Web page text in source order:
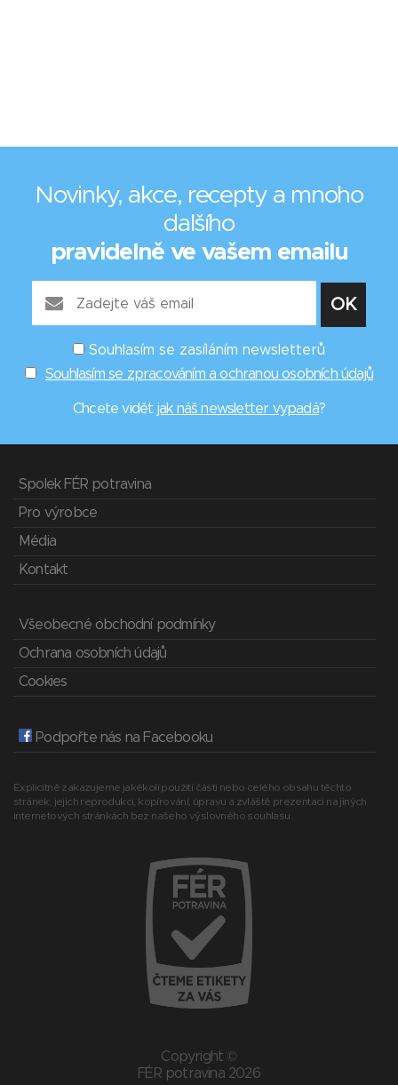
Novinky, akce, recepty a mnoho
dalšího
pravidelně ve vašem emailu
Souhlasím se zasíláním newsletterů
Souhlasím se zpracováním a ochranou osobních údajů
Chcete vidět jak náš newsletter vypadá?
Spolek FÉR potravina
Pro výrobce
Média
Kontakt
Všeobecné obchodní podmínky
Ochrana osobních údajů
Cookies
Podpořte nás na Facebooku
Explicitně zakazujeme jakékoli použití části nebo celého obsahu těchto
stránek, jejich reprodukci, kopírování, úpravu a zvláště prezentaci na jiných
internetových stránkách bez našeho výslovného souhlasu.
Copyright ©
FÉR potravina 2026